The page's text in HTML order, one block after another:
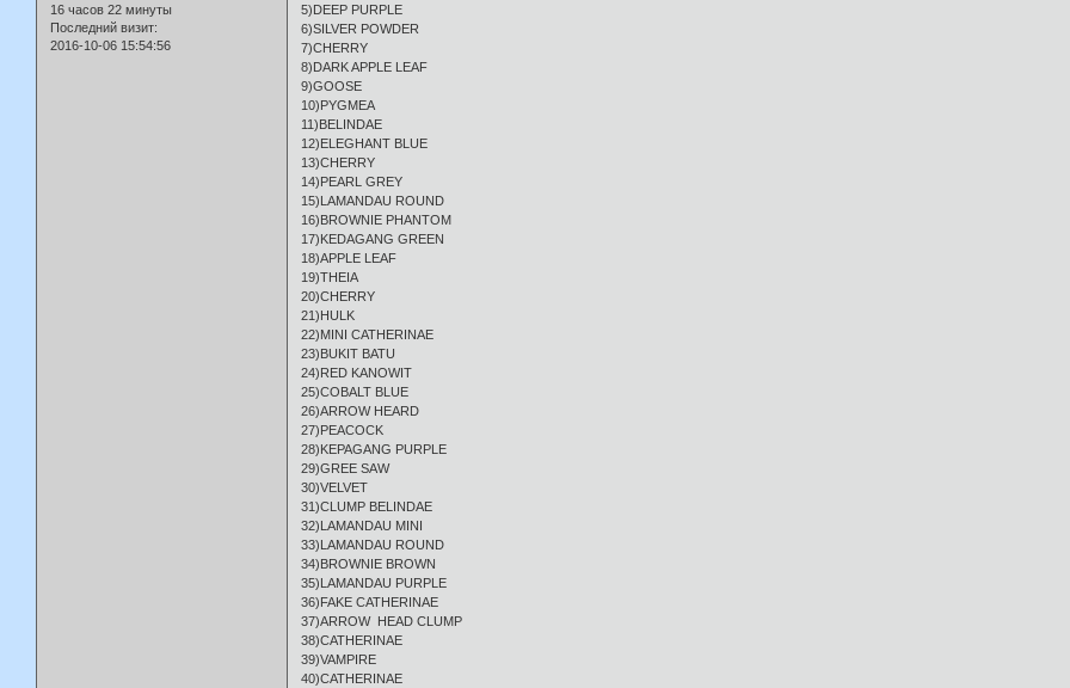
16 часов 22 минуты
Последний визит:
2016-10-06 15:54:56
5)DEEP PURPLE
6)SILVER POWDER
7)CHERRY
8)DARK APPLE LEAF
9)GOOSE
10)PYGMEA
11)BELINDAE
12)ELEGHANT BLUE
13)CHERRY
14)PEARL GREY
15)LAMANDAU ROUND
16)BROWNIE PHANTOM
17)KEDAGANG GREEN
18)APPLE LEAF
19)THEIA
20)CHERRY
21)HULK
22)MINI CATHERINAE
23)BUKIT BATU
24)RED KANOWIT
25)COBALT BLUE
26)ARROW HEARD
27)PEACOCK
28)KEPAGANG PURPLE
29)GREE SAW
30)VELVET
31)CLUMP BELINDAE
32)LAMANDAU MINI
33)LAMANDAU ROUND
34)BROWNIE BROWN
35)LAMANDAU PURPLE
36)FAKE CATHERINAE
37)ARROW HEAD CLUMP
38)CATHERINAE
39)VAMPIRE
40)CATHERINAE